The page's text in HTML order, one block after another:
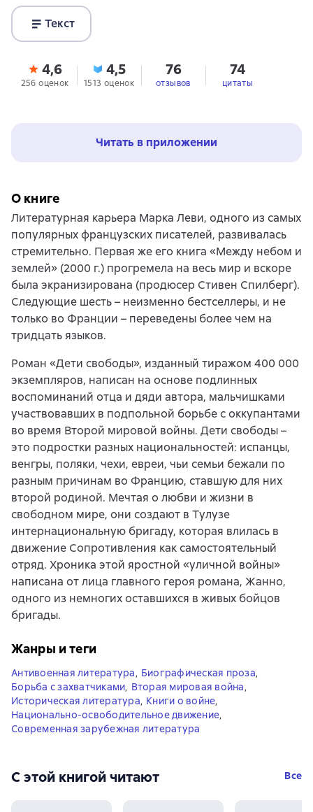
Текст
4,6
256 оценок
4,5
1513 оценок
76
отзывов
74
цитаты
Читать в приложении
О книге
Литературная карьера Марка Леви, одного из самых
популярных французских писателей, развивалась
стремительно. Первая же его книга «Между небом и
землей» (2000 г.) прогремела на весь мир и вскоре
была экранизирована (продюсер Стивен Спилберг).
Следующие шесть – неизменно бестселлеры, и не
только во Франции – переведены более чем на
тридцать языков.
Роман «Дети свободы», изданный тиражом 400 000
экземпляров, написан на основе подлинных
воспоминаний отца и дяди автора, мальчишками
участвовавших в подпольной борьбе с оккупантами
во время Второй мировой войны. Дети свободы –
это подростки разных национальностей: испанцы,
венгры, поляки, чехи, евреи, чьи семьи бежали по
разным причинам во Францию, ставшую для них
второй родиной. Мечтая о любви и жизни в
свободном мире, они создают в Тулузе
интернациональную бригаду, которая влилась в
движение Сопротивления как самостоятельный
отряд. Хроника этой яростной «уличной войны»
написана от лица главного героя романа, Жанно,
одного из немногих оставшихся в живых бойцов
бригады.
Жанры и теги
Антивоенная литература, Биографическая проза,
Борьба с захватчиками, Вторая мировая война,
Историческая литература, Книги о войне,
Национально-освободительное движение,
Современная зарубежная литература
С этой книгой читают Все